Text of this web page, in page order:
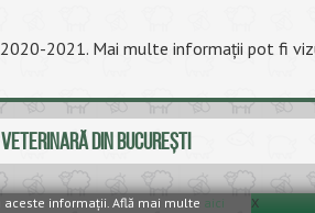
2021. Mai multe informații pot fi
DIN BUCUREŞTI
informaţii. Află mai multe aici X